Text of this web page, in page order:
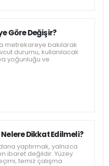
Göre Değişir?
metrekareye bakılarak
durumu, kullanılacak
yoğunluğu ve
Nelere Dikkat Edilmeli?
yaptırmak, yalnızca
ibaret değildir. Yüzey
temiz çalışma